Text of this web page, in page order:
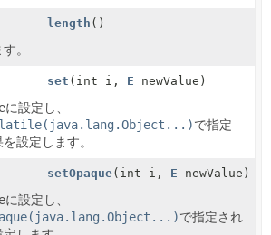
length ()
。
set (int i, E newValue)
に設定し、
で指定
設定します。
setOpaque(int i, E newValue)
に設定し、
で指定され